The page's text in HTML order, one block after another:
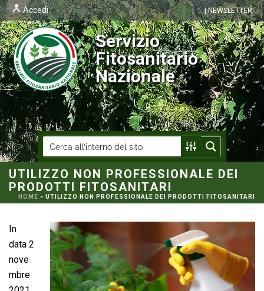
| NEWSLETTER
Accedi
Servizio
Fitosanitario
Nazionale
UTILIZZO NON PROFESSIONALE DEI
PRODOTTI FITOSANITARI
HOME » UTILIZZO NON PROFESSIONALE DEI PRODOTTI FITOSANITARI
In
data 2
nove
mbre